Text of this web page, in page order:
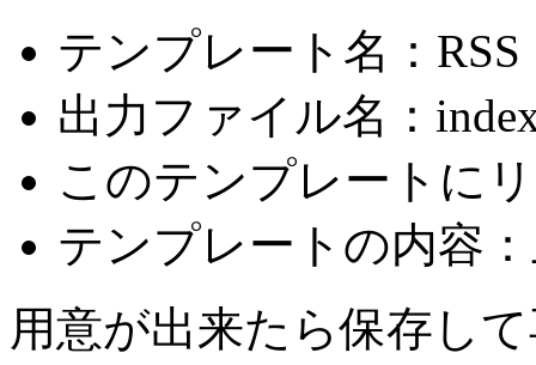
テンプレート名：RSS
出力ファイル名：
このテンプレートに
テンプレートの内容
用意が出来たら保存し